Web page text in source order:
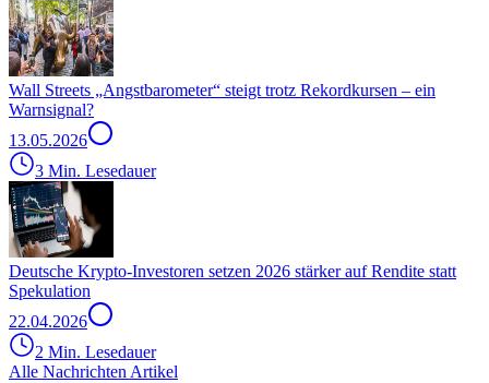
Wall Streets „Angstbarometer“ steigt trotz Rekordkursen – ein
Warnsignal?
13.05.2026
3 Min. Lesedauer
Deutsche Krypto-Investoren setzen 2026 stärker auf Rendite statt
Spekulation
22.04.2026
2 Min. Lesedauer
Alle Nachrichten Artikel